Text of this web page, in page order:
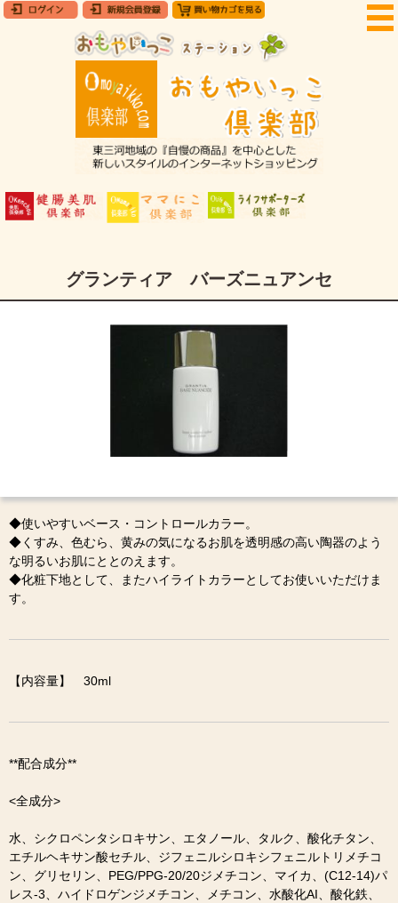
グランティア バーズニュアンセ
◆使いやすいベース・コントロールカラー。
◆くすみ、色むら、黄みの気になるお肌を透明感の高い陶器のよう
な明るいお肌にととのえます。
◆化粧下地として、またハイライトカラーとしてお使いいただけま
す。
【内容量】 30ml
**配合成分**
<全成分>
水、シクロペンタシロキサン、エタノール、タルク、酸化チタン、
エチルヘキサン酸セチル、ジフェニルシロキシフェニルトリメチコ
ン、グリセリン、PEG/PPG-20/20ジメチコン、マイカ、(C12-14)パ
レス-3、ハイドロゲンジメチコン、メチコン、水酸化AI、酸化鉄、